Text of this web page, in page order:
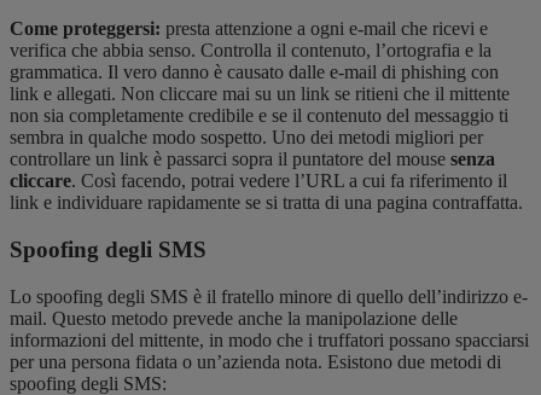
Come proteggersi: presta attenzione a ogni e-mail che ricevi e
verifica che abbia senso. Controlla il contenuto, l’ortografia e la
grammatica. Il vero danno è causato dalle e-mail di phishing con
link e allegati. Non cliccare mai su un link se ritieni che il mittente
non sia completamente credibile e se il contenuto del messaggio ti
sembra in qualche modo sospetto. Uno dei metodi migliori per
controllare un link è passarci sopra il puntatore del mouse senza
cliccare. Così facendo, potrai vedere l’URL a cui fa riferimento il
link e individuare rapidamente se si tratta di una pagina contraffatta.
Spoofing degli SMS
Lo spoofing degli SMS è il fratello minore di quello dell’indirizzo e-
mail. Questo metodo prevede anche la manipolazione delle
informazioni del mittente, in modo che i truffatori possano spacciarsi
per una persona fidata o un’azienda nota. Esistono due metodi di
spoofing degli SMS: